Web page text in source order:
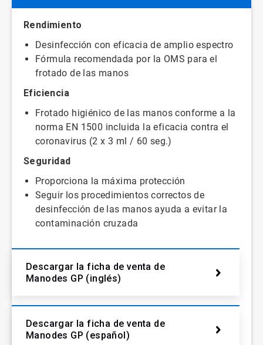
Rendimiento
Desinfección con eficacia de amplio espectro
Fórmula recomendada por la OMS para el
frotado de las manos
Eficiencia
Frotado higiénico de las manos conforme a la
norma EN 1500 incluida la eficacia contra el
coronavirus (2 x 3 ml / 60 seg.)
Seguridad
Proporciona la máxima protección
Seguir los procedimientos correctos de
desinfección de las manos ayuda a evitar la
contaminación cruzada
Descargar la ficha de venta de
Manodes GP (inglés)
Descargar la ficha de venta de
Manodes GP (español)